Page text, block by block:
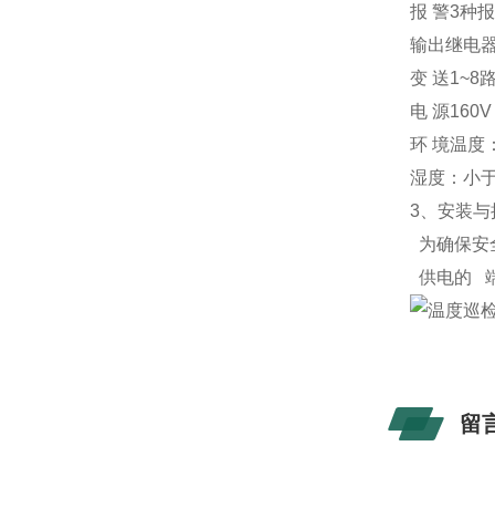
报 警3种
输出继电
变 送1~8
电 源
环 境温
湿度：小
3、安装与
为确保安
供电的
留